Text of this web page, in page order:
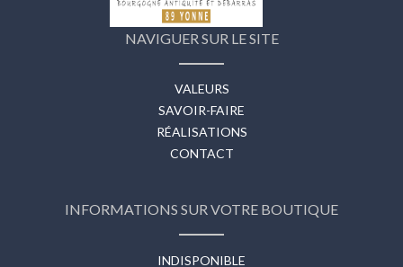
NAVIGUER SUR LE SITE
VALEURS
SAVOIR-FAIRE
RÉALISATIONS
CONTACT
INFORMATIONS SUR VOTRE BOUTIQUE
INDISPONIBLE